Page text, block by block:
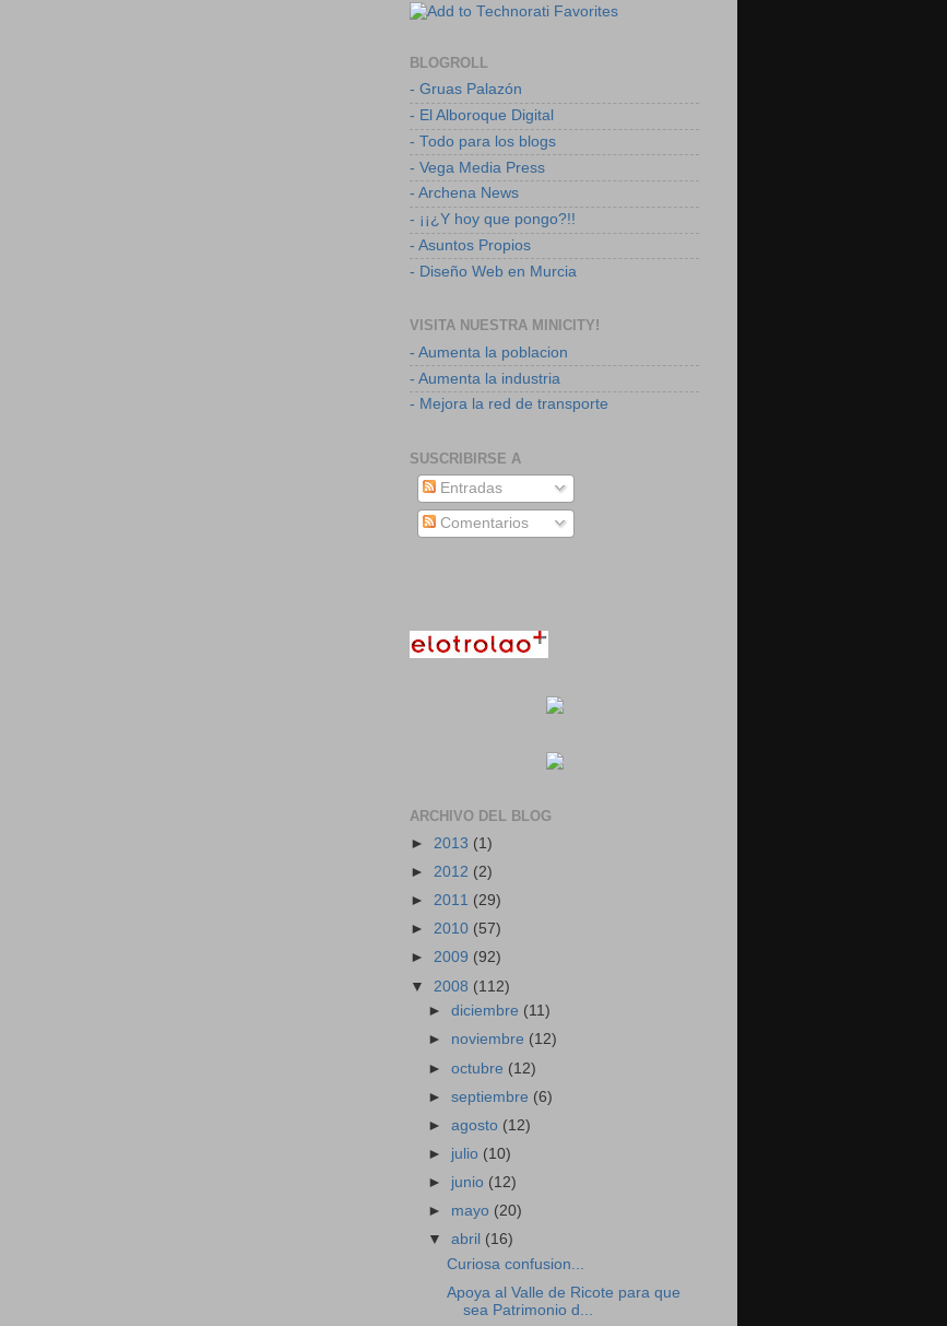
BLOGROLL
- Gruas Palazón
- El Alboroque Digital
- Todo para los blogs
- Vega Media Press
- Archena News
- ¡¡¿Y hoy que pongo?!!
- Asuntos Propios
- Diseño Web en Murcia
VISITA NUESTRA MINICITY!
- Aumenta la poblacion
- Aumenta la industria
- Mejora la red de transporte
SUSCRIBIRSE A
Entradas
Comentarios
ARCHIVO DEL BLOG
► 2013 (1)
► 2012 (2)
► 2011 (29)
► 2010 (57)
► 2009 (92)
▼ 2008 (112)
►diciembre (11)
► noviembre (12)
►octubre (12)
►septiembre (6)
►agosto (12)
► julio (10)
► junio (12)
► mayo (20)
▼abril (16)
Curiosa confusion...
Apoya al Valle de Ricote para que
sea Patrimonio d...